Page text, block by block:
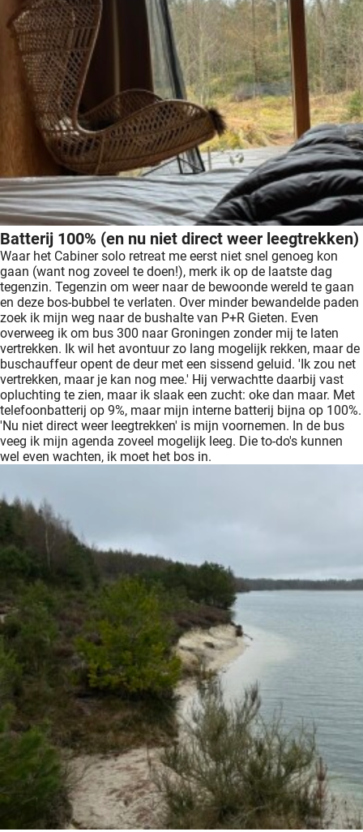
Batterij 100% (en nu niet direct weer leegtrekken)
Waar het Cabiner solo retreat me eerst niet snel genoeg kon
gaan (want nog zoveel te doen!), merk ik op de laatste dag
tegenzin. Tegenzin om weer naar de bewoonde wereld te gaan
en deze bos-bubbel te verlaten. Over minder bewandelde paden
zoek ik mijn weg naar de bushalte van P+R Gieten. Even
overweeg ik om bus 300 naar Groningen zonder mij te laten
vertrekken. Ik wil het avontuur zo lang mogelijk rekken, maar de
buschauffeur opent de deur met een sissend geluid. 'Ik zou net
vertrekken, maar je kan nog mee.' Hij verwachtte daarbij vast
opluchting te zien, maar ik slaak een zucht: oke dan maar. Met
telefoonbatterij op 9%, maar mijn interne batterij bijna op 100%.
'Nu niet direct weer leegtrekken' is mijn voornemen. In de bus
veeg ik mijn agenda zoveel mogelijk leeg. Die to-do's kunnen
wel even wachten, ik moet het bos in.